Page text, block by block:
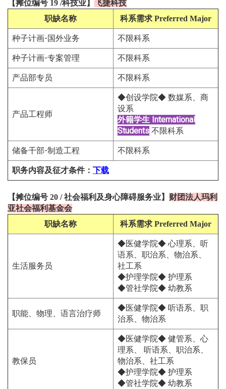
【摊位编号 19 /科技业】
飞捷科技
职缺名称
科系需求 Preferred Major
种子计画-国外业务 不限科系
种子计画-专案管理 不限科系
产品部专员 不限科系
产品工程师
◆创设学院◆ 数媒系、商
设系
外籍学生 International
Students 不限科系
储备干部-制造工程 不限科系
职务内容及征才条件： 下载
【摊位编号 20 /社会福利及身心障碍服务业】 财团法人玛利
亚社会福利基金会
职缺名称
科系需求 Preferred Major
生活服务员
◆医健学院◆ 心理系、听
语系、职治系、物治系、
社工系
◆护理学院◆ 护理系
◆管社学院◆ 幼教系
职能、物理、语言治疗师
◆医健学院◆ 听语系、职
治系、物治系
教保员
◆医健学院◆ 健管系、心
理系、 听语系、职治系、
物治系、社工系
◆护理学院◆ 护理系
◆管社学院◆ 幼教系